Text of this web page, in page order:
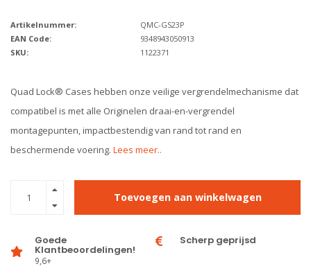
Artikelnummer:
QMC-GS23P
EAN Code:
9348943050913
SKU:
1122371
Quad Lock® Cases hebben onze veilige vergrendelmechanisme dat
compatibel is met alle Originelen draai-en-vergrendel
montagepunten, impactbestendig van rand tot rand en
beschermende voering. Lees meer..
Toevoegen aan winkelwagen
Goede
Klantbeoordelingen!
9,6+
Scherp geprijsd